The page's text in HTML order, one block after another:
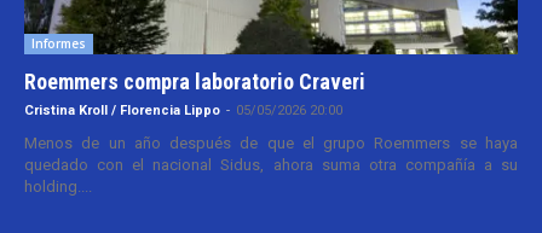
Informes
Roemmers compra laboratorio Craveri
Cristina Kroll / Florencia Lippo - 05/05/2026 20:00
Menos de un año después de que el grupo Roemmers se haya
quedado con el nacional Sidus, ahora suma otra compañía a su
holding....